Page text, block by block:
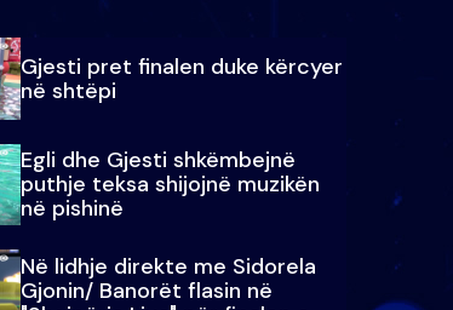
Gjesti pret finalen duke kërcyer
në shtëpi
Egli dhe Gjesti shkëmbejnë
puthje teksa shijojnë muzikën
në pishinë
Në lidhje direkte me Sidorela
Gjonin/ Banorët flasin në